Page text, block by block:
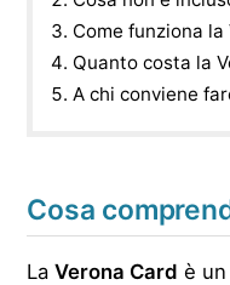
Come funziona la
Quanto costa la
A chi conviene
Cosa
LaVerona Card è